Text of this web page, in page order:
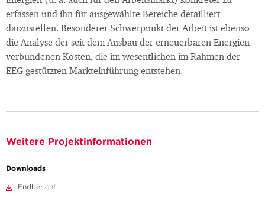
erfassen und ihn für ausgewählte Bereiche detailliert
darzustellen. Besonderer Schwerpunkt der Arbeit ist ebenso
die Analyse der seit dem Ausbau der erneuerbaren Energien
verbundenen Kosten, die im wesentlichen im Rahmen der
EEG gestützten Markteinführung entstehen.
Weitere Projektinformationen
Downloads
Endbericht